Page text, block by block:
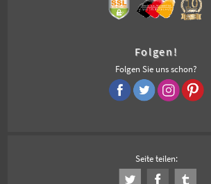
Folgen!
Folgen Sie uns schon?
Seite teilen: